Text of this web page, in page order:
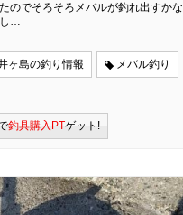
のでそろそろメバルが釣れ出すかな
し…
ヶ島の釣り情報 メバル釣り
釣具購入PTゲット!